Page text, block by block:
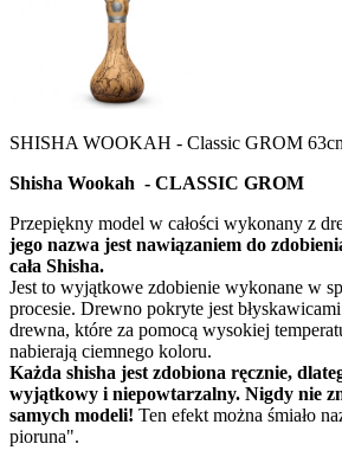
SHISHA WOOKAH - Classic GROM
Shisha Wookah - CLASSIC GROM
Przepiękny model w całości wykonany z
jego nazwa jest nawiązaniem do
cała Shisha.
Jest to wyjątkowe zdobienie wykonane w
procesie. Drewno pokryte jest
drewna, które za pomocą wysokiej
nabierają ciemnego koloru.
Każda shisha jest zdobiona ręcznie,
wyjątkowy i niepowtarzalny. Nigdy nie
samych modeli! Ten efekt można śmiało
pioruna".